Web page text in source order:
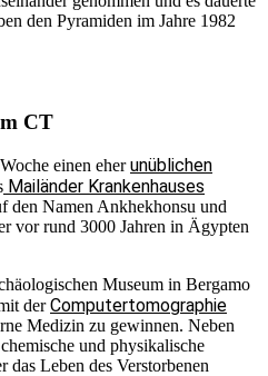
den Pyramiden im Jahre 1982
CT
einen eherunüblichen
Mailänder Krankenhauses
den Namen Ankhekhonsu und
vor rund 3000 Jahren in Ägypten
Museum in Bergamo
derComputertomographie
Medizin zu gewinnen. Neben
und physikalische
das Leben des Verstorbenen